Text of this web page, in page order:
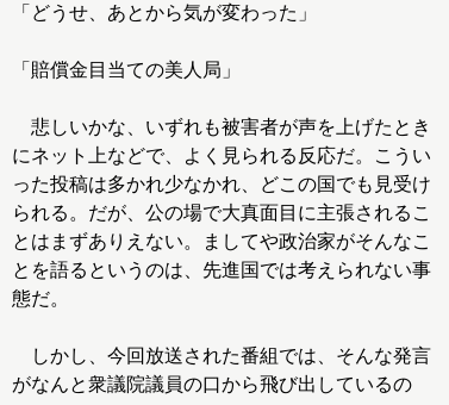
「どうせ、あとから気が変わった」
「賠償金目当ての美人局」
悲しいかな、いずれも被害者が声を上げたとき
にネット上などで、よく見られる反応だ。こうい
った投稿は多かれ少なかれ、どこの国でも見受け
られる。だが、公の場で大真面目に主張されるこ
とはまずありえない。ましてや政治家がそんなこ
とを語るというのは、先進国では考えられない事
態だ。
しかし、今回放送された番組では、そんな発言
がなんと衆議院議員の口から飛び出しているの